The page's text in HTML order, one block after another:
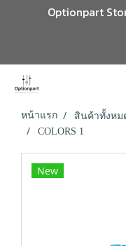
Optionpart
หน้าแรก สินค้าทั้งหม
COLORS 1
New